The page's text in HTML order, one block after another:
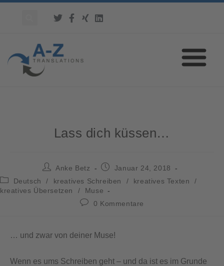
Lass dich küssen…
Anke Betz
Januar 24, 2018
Deutsch
/ kreatives Schreiben / kreatives Texten
/
kreatives Übersetzen
/
Muse
0 Kommentare
… und zwar von deiner Muse!
Wenn es ums Schreiben geht – und da ist es im Grunde